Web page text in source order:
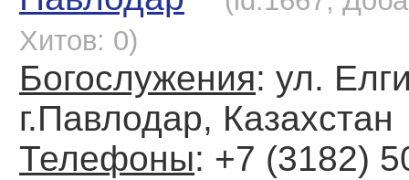
Хитов: 0)
Богослужения: ул.
г.Павлодар, Казахстан
Телефоны: +7 (3182)